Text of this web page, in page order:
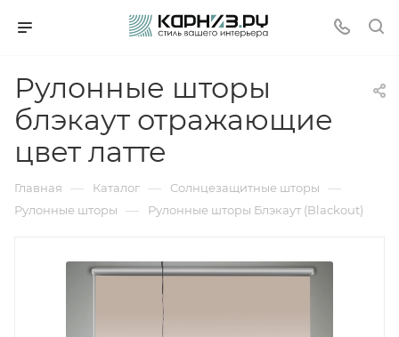
Рулонные шторы
блэкаут отражающие
цвет латте
Главная — Каталог — Солнцезащитные шторы —
Рулонные шторы — Рулонные шторы Блэкаут (Blackout)